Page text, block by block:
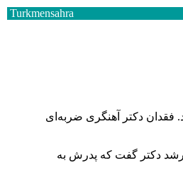
Turkmensahra
فقدان دکتر آهنگری ضربه‌ای
دکتر گفت که پدرش به